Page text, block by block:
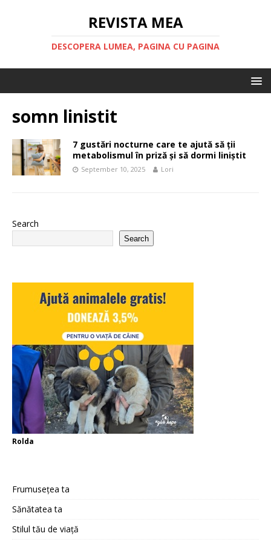
REVISTA MEA
DESCOPERA LUMEA, PAGINA CU PAGINA
somn linistit
7 gustări nocturne care te ajută să ții
metabolismul în priză și să dormi liniștit
September 10, 2025 Lori
Search
Search
Rolda
Frumusețea ta
Sănătatea ta
Stilul tău de viață